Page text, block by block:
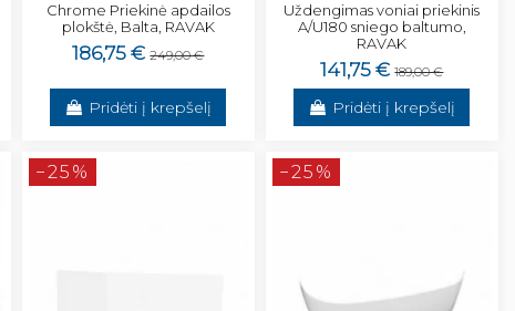
Chrome Priekinė apdailos
plokštė, Balta, RAVAK
186,75 € 249,00 €
Pridėti į krepšelį
Uždengimas voniai priekinis
A/U180 sniego baltumo,
RAVAK
141,75 € 189,00 €
Pridėti į krepšelį
−25% −25%